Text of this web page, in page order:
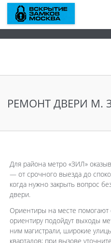
РЕМОНТ ДВЕРИ М.
Для района метро «ЗИЛ»
— от срочного выезда до
когда нужно закрыть вопрос
двери.
Ориентиры на месте помогают
ориентиру подойдут выходы
ним магистрали, широкие
кварталов; при вызове